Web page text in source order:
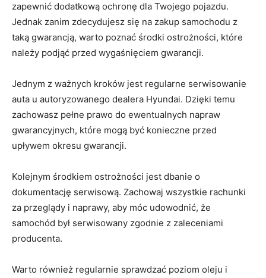
⁢zapewnić ​dodatkową ochronę dla Twojego pojazdu.
Jednak zanim zdecydujesz⁤ się​ na zakup samochodu z
taką ​gwarancją, warto poznać środki ostrożności, które
należy‌ podjąć przed wygaśnięciem gwarancji.
Jednym ⁢z ważnych⁤ kroków jest regularne serwisowanie
‌auta‌ u ‌autoryzowanego ‌dealera Hyundai.‍ Dzięki temu
zachowasz pełne prawo do ewentualnych ​napraw
gwarancyjnych, ‍które mogą być​ konieczne przed
upływem okresu gwarancji.
Kolejnym środkiem ostrożności jest‍ dbanie ​o⁣
dokumentację serwisową. Zachowaj wszystkie rachunki
⁢za przeglądy‍ i naprawy, ‍aby móc udowodnić, że
samochód był‌ serwisowany zgodnie z‍ zaleceniami
producenta.
Warto również regularnie⁣ sprawdzać poziom oleju⁤ i